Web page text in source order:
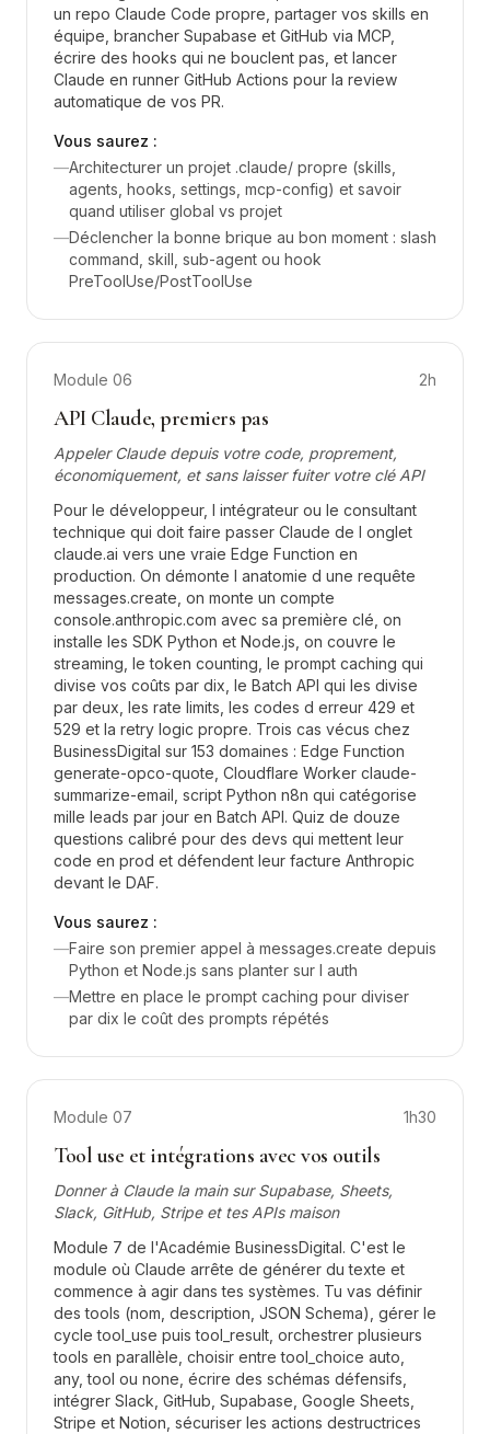
un repo Claude Code propre, partager vos skills en
équipe, brancher Supabase et GitHub via MCP,
écrire des hooks qui ne bouclent pas, et lancer
Claude en runner GitHub Actions pour la review
automatique de vos PR.
Vous saurez :
—Architecturer un projet .claude/ propre (skills,
agents, hooks, settings, mcp-config) et savoir
quand utiliser global vs projet
—Déclencher la bonne brique au bon moment : slash
command, skill, sub-agent ou hook
PreToolUse/PostToolUse
Module 06 2h
API Claude, premiers pas
Appeler Claude depuis votre code, proprement,
économiquement, et sans laisser fuiter votre clé API
Pour le développeur, l intégrateur ou le consultant
technique qui doit faire passer Claude de l onglet
claude.ai vers une vraie Edge Function en
production. On démonte l anatomie d une requête
messages.create, on monte un compte
console.anthropic.com avec sa première clé, on
installe les SDK Python et Node.js, on couvre le
streaming, le token counting, le prompt caching qui
divise vos coûts par dix, le Batch API qui les divise
par deux, les rate limits, les codes d erreur 429 et
529 et la retry logic propre. Trois cas vécus chez
BusinessDigital sur 153 domaines : Edge Function
generate-opco-quote, Cloudflare Worker claude-
summarize-email, script Python n8n qui catégorise
mille leads par jour en Batch API. Quiz de douze
questions calibré pour des devs qui mettent leur
code en prod et défendent leur facture Anthropic
devant le DAF.
Vous saurez :
—Faire son premier appel à messages.create depuis
Python et Node.js sans planter sur l auth
—Mettre en place le prompt caching pour diviser
par dix le coût des prompts répétés
Module 07 1h30
Tool use et intégrations avec vos outils
Donner à Claude la main sur Supabase, Sheets,
Slack, GitHub, Stripe et tes APIs maison
Module 7 de l'Académie BusinessDigital. C'est le
module où Claude arrête de générer du texte et
commence à agir dans tes systèmes. Tu vas définir
des tools (nom, description, JSON Schema), gérer le
cycle tool_use puis tool_result, orchestrer plusieurs
tools en parallèle, choisir entre tool_choice auto,
any, tool ou none, écrire des schémas défensifs,
intégrer Slack, GitHub, Supabase, Google Sheets,
Stripe et Notion, sécuriser les actions destructrices